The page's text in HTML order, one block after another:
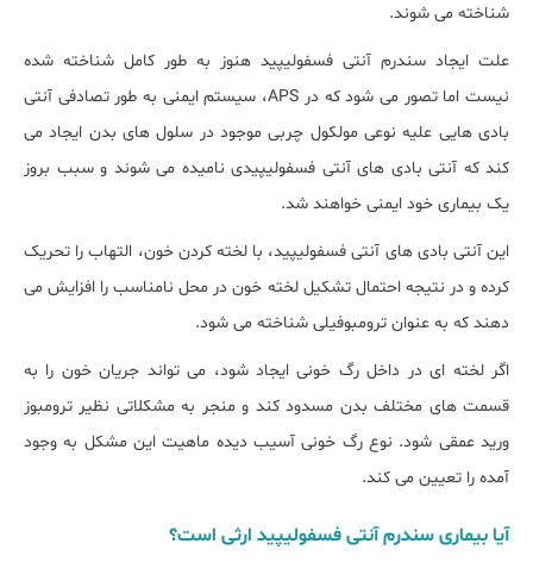
شناخته می شوند.
علت ایجاد سندرم آنتی فسفولیپید هنوز به طور کامل شناخته شده
نیست اما تصور می شود که در APS، سیستم ایمنی به طور تصادفی آنتی
بادی هایی علیه نوعی مولکول چربی موجود در سلول های بدن ایجاد می
کند که آنتی بادی های آنتی فسفولیپیدی نامیده می شوند و سبب بروز
یک بیماری خود ایمنی خواهند شد.
این آنتی بادی های آنتی فسفولیپید، با لخته کردن خون، التهاب را تحریک
کرده و در نتیجه احتمال تشکیل لخته خون در محل نامناسب را افزایش می
دهند که به عنوان ترومبوفیلی شناخته می شود.
اگر لخته ای در داخل رگ خونی ایجاد شود، می تواند جریان خون را به
قسمت های مختلف بدن مسدود کند و منجر به مشکلاتی نظیر ترومبوز
ورید عمقی شود. نوع رگ خونی آسیب دیده ماهیت این مشکل به وجود
آمده را تعیین می کند.
آیا بیماری سندرم آنتی فسفولیپید ارثی است؟